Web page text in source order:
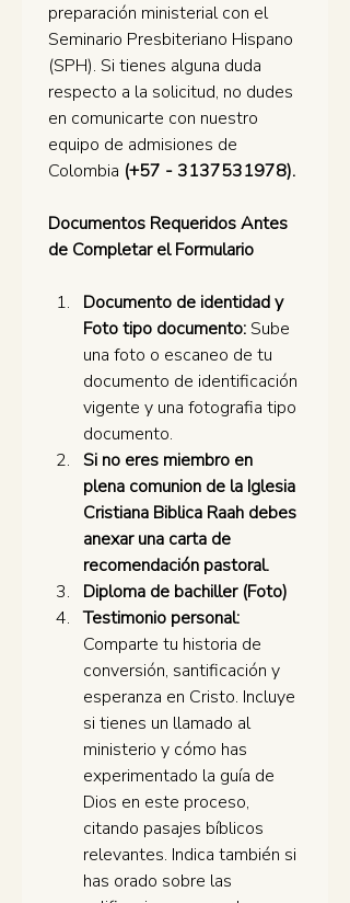
preparación ministerial con el
Seminario Presbiteriano Hispano
(SPH). Si tienes alguna duda
respecto a la solicitud, no dudes
en comunicarte con nuestro
equipo de admisiones de
Colombia (+57 - 3137531978).
Documentos Requeridos Antes
de Completar el Formulario
Documento de identidad y
Foto tipo documento: Sube
una foto o escaneo de tu
documento de identificación
vigente y una fotografia tipo
documento.
Si no eres miembro en
plena comunion de la Iglesia
Cristiana Biblica Raah debes
anexar una carta de
Diploma de bachiller (Foto)
Testimonio personal:
Comparte tu historia de
conversión, santificación y
esperanza en Cristo. Incluye
si tienes un llamado al
ministerio y cómo has
experimentado la guía de
Dios en este proceso,
citando pasajes bíblicos
relevantes. Indica también si
has orado sobre las